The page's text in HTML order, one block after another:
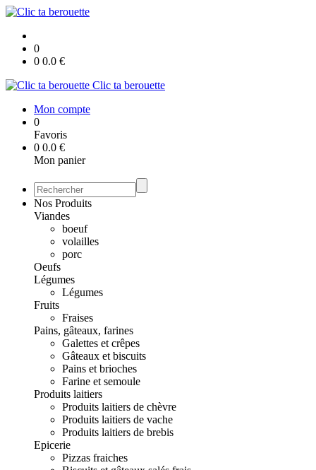
0
0 0.0 €
Clic ta berouette
Mon compte
0
Favoris
0 0.0 €
Mon panier
Nos Produits
Viandes
boeuf
volailles
porc
Oeufs
Légumes
Légumes
Fruits
Fraises
Pains, gâteaux, farines
Galettes et crêpes
Gâteaux et biscuits
Pains et brioches
Farine et semoule
Produits laitiers
Produits laitiers de chèvre
Produits laitiers de vache
Produits laitiers de brebis
Epicerie
Pizzas fraiches